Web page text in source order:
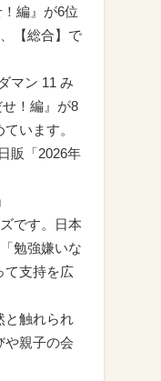
編』が6位
【総合】で
マン 11 み
！編』が8
います。
販「2026年
です。日本
勉強嫌いな
て支持を広
と触れられ
や親子の会